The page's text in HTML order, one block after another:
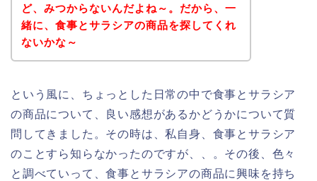
ど、みつからないんだよね～。だから、一
緒に、食事とサラシアの商品を探してくれ
ないかな～
という風に、ちょっとした日常の中で食事とサラシア
の商品について、良い感想があるかどうかについて質
問してきました。その時は、私自身、食事とサラシア
のことすら知らなかったのですが、、。その後、色々
と調べていって、食事とサラシアの商品に興味を持ち